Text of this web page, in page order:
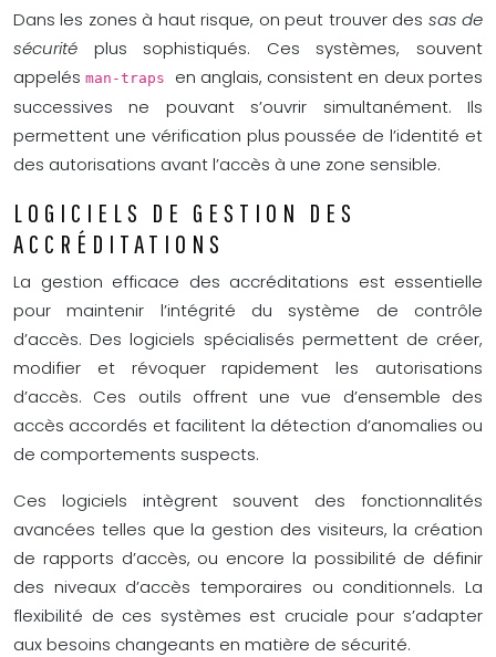
Dans les zones à haut risque, on peut trouver des sas de
sécurité plus sophistiqués. Ces systèmes, souvent
appelésman-traps en anglais, consistent en deux portes
successives ne pouvant s’ouvrir simultanément. Ils
permettent une vérification plus poussée de l’identité et
des autorisations avant l’accès à une zone sensible.
LOGICIELS DE GESTION DES
ACCRÉDITATIONS
La gestion efficace des accréditations est essentielle
pour maintenir l’intégrité du système de contrôle
d’accès. Des logiciels spécialisés permettent de créer,
modifier et révoquer rapidement les autorisations
d’accès. Ces outils offrent une vue d’ensemble des
accès accordés et facilitent la détection d’anomalies ou
de comportements suspects.
Ces logiciels intègrent souvent des fonctionnalités
avancées telles que la gestion des visiteurs, la création
de rapports d’accès, ou encore la possibilité de définir
des niveaux d’accès temporaires ou conditionnels. La
flexibilité de ces systèmes est cruciale pour s’adapter
aux besoins changeants en matière de sécurité.